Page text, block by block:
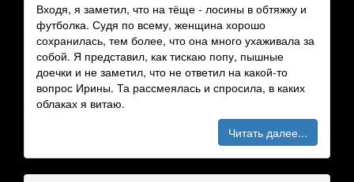
Входя, я заметил, что на тёще - лосины в обтяжку и
футболка. Судя по всему, женщина хорошо
сохранилась, тем более, что она много ухаживала за
собой. Я представил, как тискаю попу, пышные
доечки и не заметил, что не ответил на какой-то
вопрос Ирины. Та рассмеялась и спросила, в каких
облаках я витаю.
Читать далее...